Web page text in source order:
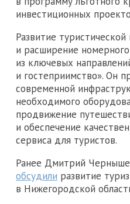
инвестиционных
Развитие
и расширение
из ключевых
и гостеприимство». Он
современной
необходимого
продвижение
и обеспечение
сервиса для туристов.
Ранее Дмитрий
обсудили развитие
в Нижегородской